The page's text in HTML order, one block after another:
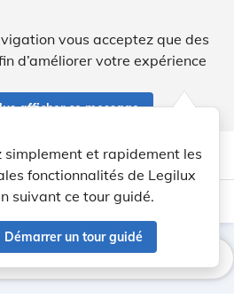
vous acceptez que des
d’améliorer votre expérience
afficher ce message
account_circle help Aide
simplement et rapidement les
fonctionnalités de Legilux
suivant ce tour guidé.
Démarrer un tour guidé
light_mode dark_mode